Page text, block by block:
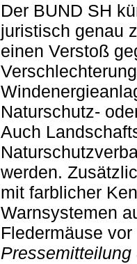
Der BUND SH
juristisch genau
einen Verstoß
Naturschutz-
Auch
werden.
mit farblicher
Warnsystemen
Fledermäuse